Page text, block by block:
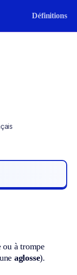
Définitions
ou à trompe
aglosse).